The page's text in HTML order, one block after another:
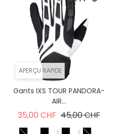
APERÇU RAPIDE
Gants IXS TOUR PANDORA-
AIR...
35,00 CHF Prix de base
45,00 CHFPrix